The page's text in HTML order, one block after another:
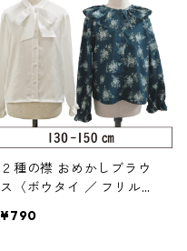
２種の襟 おめかしブラウ
ス〈ボウタイ ／ フリルギ
-040-4）
¥790